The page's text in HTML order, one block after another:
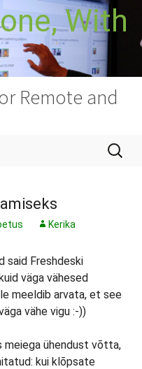
With
Remote and
Otsi:
Kerika
said Freshdeski
väga vähesed
meeldib arvata, et see
vähe vigu :-))
meiega ühendust võtta,
kui klõpsate